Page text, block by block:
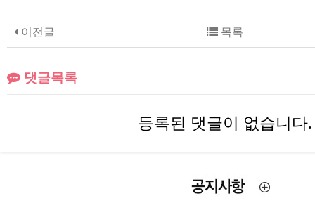
이전글 목록
댓글목록
등록된 댓글이 없습니다.